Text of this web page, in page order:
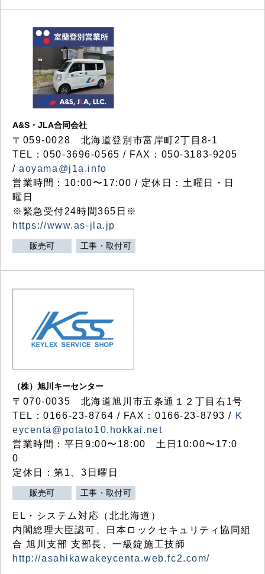
A&S・JLA合同会社
〒 059-0028 北海道登別市富岸町2丁目 8-1
TEL：050-3696-0565 / FAX：050-3183-9205
/aoyama@j1a.info
営業時間：10:00〜17:00 / 定休日：土曜日・日
曜日
※緊急受付24時間365日※
https://www.as-jla.jp
販売可 工事・取付可
（株）旭川キーセンター
〒070-0035 北海道旭川市五条通１２丁目右1号
TEL：0166-23-8764 / FAX：0166-23-8793 / K
eycenta@potato10.hokkai.net
営業時間：平日9:00〜18:00 土日10:00〜17:0
0
定休日：第1、3日曜日
販売可 工事・取付可
EL・システム対応（北北海道）
内閣総理大臣認可、日本ロックセキュリティ協同組
合 旭川支部 支部長、一級錠施工技師
http://asahikawakeycenta.web.fc2.com/